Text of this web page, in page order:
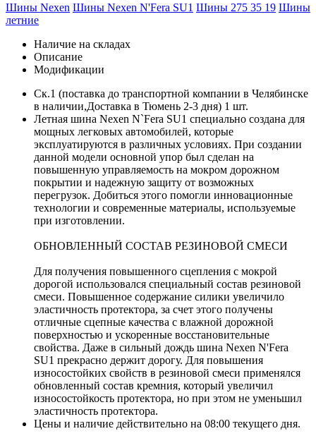
Шины Nexen Шины Nexen N'Fera SU1 Шины 275 35 19 Шины
летние
Наличие на складах
Описание
Модификации
Ск.1 (поставка до транспортной компании в Челябинске
в наличии,Доставка в Тюмень 2-3 дня) 1 шт.
Летная шина Nexen N`Fera SU1 специально создана для
мощных легковых автомобилей, которые
эксплуатируются в различных условиях. При создании
данной модели основной упор был сделан на
повышенную управляемость на мокром дорожном
покрытии и надежную защиту от возможных
перегрузок. Добиться этого помогли инновационные
технологии и современные материалы, используемые
при изготовлении.
ОБНОВЛЕННЫЙ СОСТАВ РЕЗИНОВОЙ СМЕСИ
Для получения повышенного сцепления с мокрой
дорогой использовался специальный состав резиновой
смеси. Повышенное содержание силики увеличило
эластичность протектора, за счет этого получены
отличные сцепные качества с влажной дорожной
поверхностью и ускоренные восстановительные
свойства. Даже в сильный дождь шина Nexen N'Fera
SU1 прекрасно держит дорогу. Для повышения
износостойких свойств в резиновой смеси применялся
обновленный состав кремния, который увеличил
износостойкость протектора, но при этом не уменьшил
эластичность протектора.
Цены и наличие действительно на 08:00 текущего дня.